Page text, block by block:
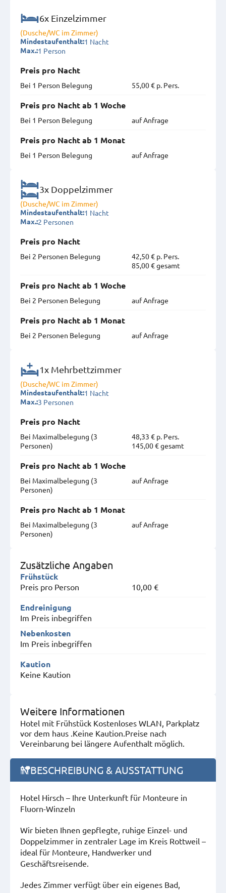
6x Einzelzimmer
(Dusche/WC im Zimmer)
Mindestaufenthalt:1 Nacht
Max.:1 Person
Preis pro Nacht
Bei 1 Person Belegung
55,00 € p. Pers.
Preis pro Nacht ab 1 Woche
Bei 1 Person Belegung
auf Anfrage
Preis pro Nacht ab 1 Monat
Bei 1 Person Belegung
auf Anfrage
3x Doppelzimmer
(Dusche/WC im Zimmer)
Mindestaufenthalt:1 Nacht
Max.:2 Personen
Preis pro Nacht
Bei 2 Personen Belegung
42,50 € p. Pers.
85,00 € gesamt
Preis pro Nacht ab 1 Woche
Bei 2 Personen Belegung
auf Anfrage
Preis pro Nacht ab 1 Monat
Bei 2 Personen Belegung
auf Anfrage
1x Mehrbettzimmer
(Dusche/WC im Zimmer)
Mindestaufenthalt:1 Nacht
Max.:3 Personen
Preis pro Nacht
Bei Maximal­belegung (3
Personen)
48,33 € p. Pers.
145,00 € gesamt
Preis pro Nacht ab 1 Woche
Bei Maximal­belegung (3
Personen)
auf Anfrage
Preis pro Nacht ab 1 Monat
Bei Maximal­belegung (3
Personen)
auf Anfrage
Zusätzliche Angaben
Frühstück
Preis pro Person 10,00 €
Endreinigung
Im Preis inbegriffen
Nebenkosten
Im Preis inbegriffen
Kaution
Keine Kaution
Weitere Informationen
Hotel mit Frühstück Kostenloses WLAN, Parkplatz
vor dem haus .Keine Kaution.Preise nach
Vereinbarung bei längere Aufenthalt möglich.
BESCHREIBUNG & AUSSTATTUNG
Hotel Hirsch – Ihre Unterkunft für Monteure in
Fluorn-Winzeln
Wir bieten Ihnen gepflegte, ruhige Einzel- und
Doppelzimmer in zentraler Lage im Kreis Rottweil –
ideal für Monteure, Handwerker und
Geschäftsreisende.
Jedes Zimmer verfügt über ein eigenes Bad,